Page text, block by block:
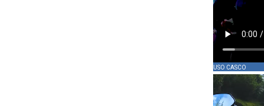
USO CASCO